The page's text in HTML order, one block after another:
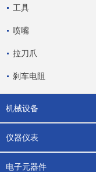
工具
喷嘴
拉刀爪
刹车电阻
机械设备
仪器仪表
电子元器件